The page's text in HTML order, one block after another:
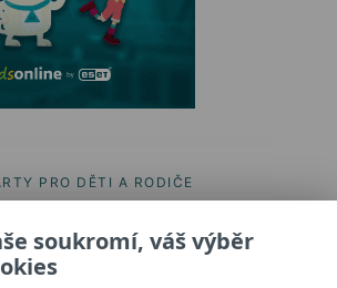
PRO DĚTI A RODIČE
soukromí, váš výběr